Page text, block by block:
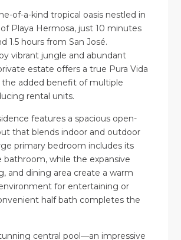
of-a-kind tropical oasis nestled in
Playa Hermosa, just 10 minutes
1.5 hours from San José.
vibrant jungle and abundant
estate offers a true Pura Vida
added benefit of multiple
rental units.
features a spacious open-
that blends indoor and outdoor
primary bedroom includes its
bathroom, while the expansive
and dining area create a warm
for entertaining or
half bath completes the
central pool—an impressive